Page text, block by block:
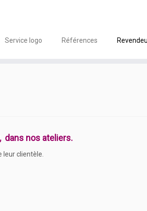
Service logo Références
dans nos ateliers.
clientèle.